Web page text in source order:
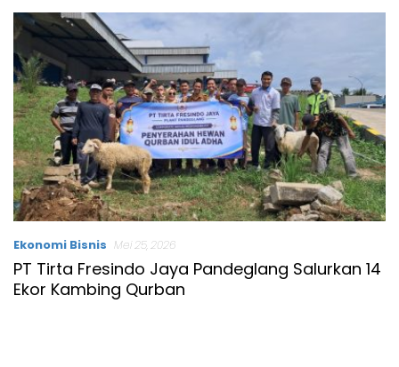
Ekonomi Bisnis Mei 25, 2026
PT Tirta Fresindo Jaya Pandeglang Salurkan 14
Ekor Kambing Qurban